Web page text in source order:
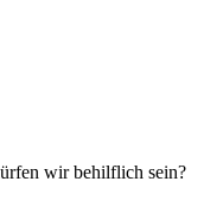
wir behilflich sein?